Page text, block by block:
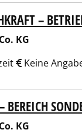
–
KG
Keine
BEREICH
KG